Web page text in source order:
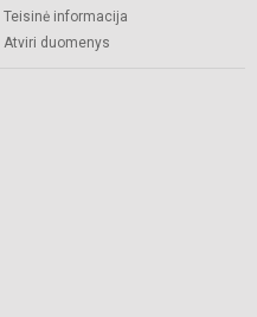
Teisinė informacija
Atviri duomenys